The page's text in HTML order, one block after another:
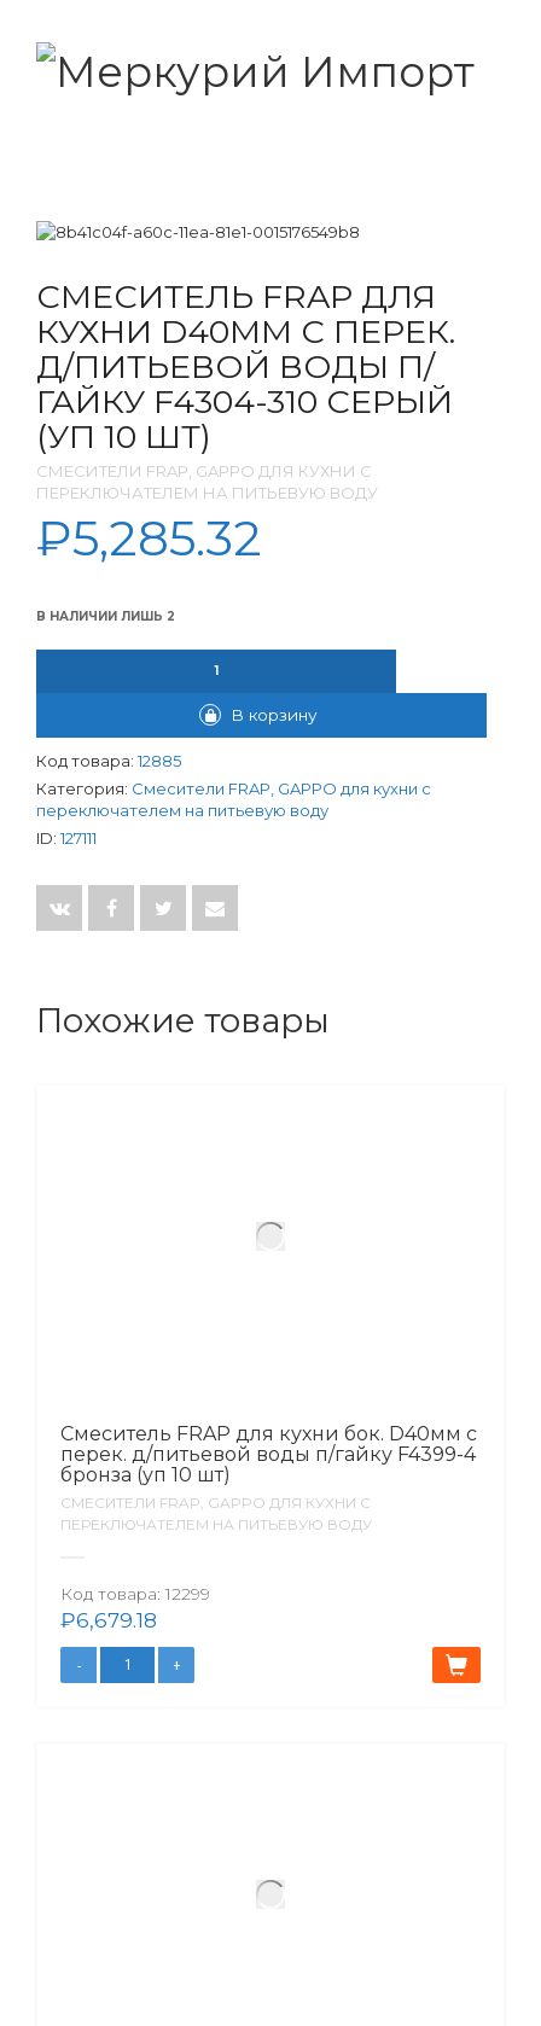
СМЕСИТЕЛЬ FRAP ДЛЯ
КУХНИ D40ММ С ПЕРЕК.
Д/ПИТЬЕВОЙ ВОДЫ П/
ГАЙКУ F4304-310 СЕРЫЙ
(УП 10 ШТ)
СМЕСИТЕЛИ FRAP, GAPPO ДЛЯ КУХНИ С
ПЕРЕКЛЮЧАТЕЛЕМ НА ПИТЬЕВУЮ ВОДУ
₽5,285.32
В НАЛИЧИИ ЛИШЬ 2
В корзину
Код товара: 12885
Категория: Смесители FRAP, GAPPO для кухни с
переключателем на питьевую воду
ID: 127111
Похожие товары
Смеситель FRAP для кухни бок. D40мм с
перек. д/питьевой воды п/гайку F4399-4
бронза (уп 10 шт)
СМЕСИТЕЛИ FRAP, GAPPO ДЛЯ КУХНИ С
ПЕРЕКЛЮЧАТЕЛЕМ НА ПИТЬЕВУЮ ВОДУ
Код товара: 12299
₽6,679.18